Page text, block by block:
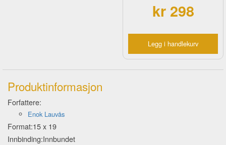
kr 298
Legg i handlekurv
Produktinformasjon
Forfattere:
Enok Lauvås
Format:15 x 19
Innbinding:Innbundet